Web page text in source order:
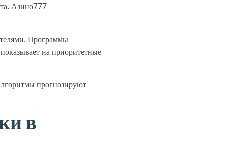
Азино777
Программы
на приоритетные
прогнозируют
в